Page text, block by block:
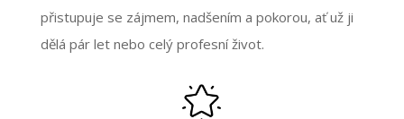
přistupuje se zájmem, nadšením a pokorou, ať už ji
dělá pár let nebo celý profesní život.